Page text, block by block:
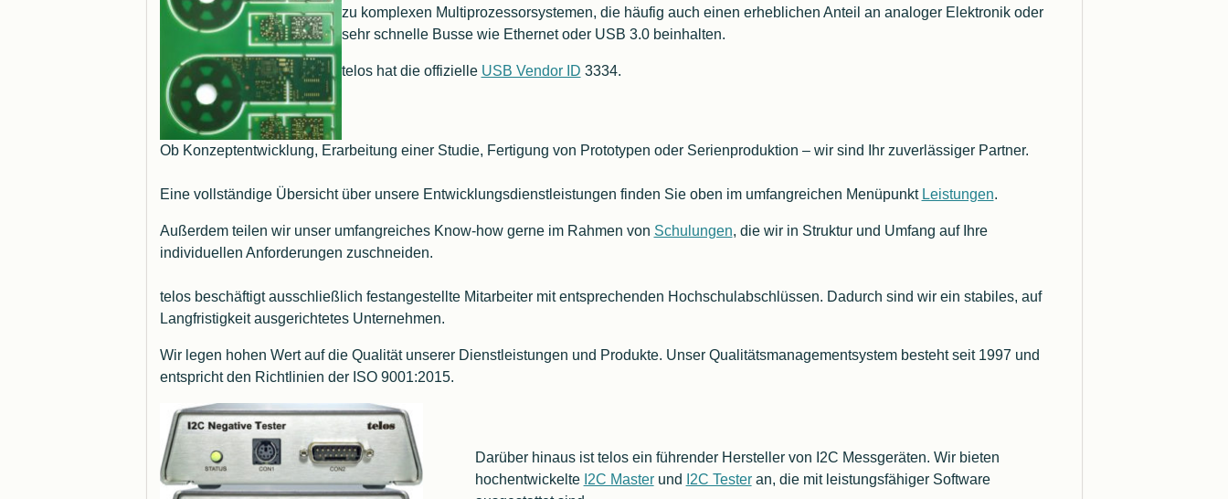
Matlab Alternativen
zu komplexen Multiprozessorsystemen, die häufig auch einen erheblichen Anteil an analoger Elektronik oder
sehr schnelle Busse wie Ethernet oder USB 3.0 beinhalten.
telos hat die offizielle USB Vendor ID 3334.
Ob Konzeptentwicklung, Erarbeitung einer Studie, Fertigung von Prototypen oder Serienproduktion – wir sind Ihr zuverlässiger Partner.
Eine vollständige Übersicht über unsere Entwicklungsdienstleistungen finden Sie oben im umfangreichen Menüpunkt Leistungen.
Außerdem teilen wir unser umfangreiches Know-how gerne im Rahmen von Schulungen, die wir in Struktur und Umfang auf Ihre
individuellen Anforderungen zuschneiden.
telos beschäftigt ausschließlich festangestellte Mitarbeiter mit entsprechenden Hochschulabschlüssen. Dadurch sind wir ein stabiles, auf
Langfristigkeit ausgerichtetes Unternehmen.
Wir legen hohen Wert auf die Qualität unserer Dienstleistungen und Produkte. Unser Qualitätsmanagementsystem besteht seit 1997 und
entspricht den Richtlinien der ISO 9001:2015.
Darüber hinaus ist telos ein führender Hersteller von I2C Messgeräten. Wir bieten
hochentwickelte I2C Masterund I2C Testeran, die mit leistungsfähiger Software